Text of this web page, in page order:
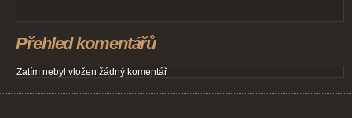
Přehled komentářů
Zatím nebyl vložen žádný komentář